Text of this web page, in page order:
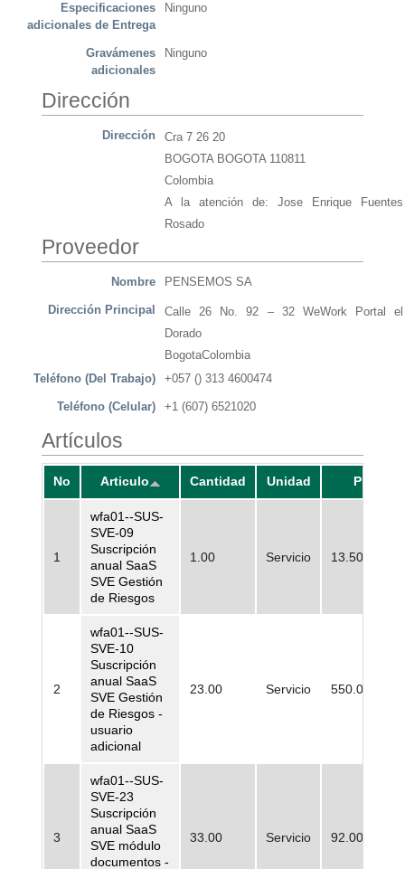
Especificaciones
adicionales de Entrega
Ninguno
Gravámenes
adicionales
Ninguno
Dirección
Dirección
Cra 7 26 20
BOGOTA BOGOTA 110811
Colombia
A la atención de: Jose Enrique Fuentes
Rosado
Proveedor
Nombre PENSEMOS SA
Dirección Principal
Calle 26 No. 92 – 32 WeWork Portal el
Dorado
BogotaColombia
Teléfono (Del Trabajo)
+057 () 313 4600474
Teléfono (Celular) +1 (607) 6521020
Artículos
No Articulo Cantidad Unidad Precio
1
wfa01--SUS-
SVE-09
Suscripción
anual SaaS
SVE Gestión
de Riesgos
1.00 Servicio
2
wfa01--SUS-
SVE-10
Suscripción
anual SaaS
SVE Gestión
de Riesgos -
usuario
adicional
23.00 Servicio 550.000,00
3
wfa01--SUS-
SVE-23
Suscripción
anual SaaS
SVE módulo
documentos -
33.00 Servicio 92.000,00